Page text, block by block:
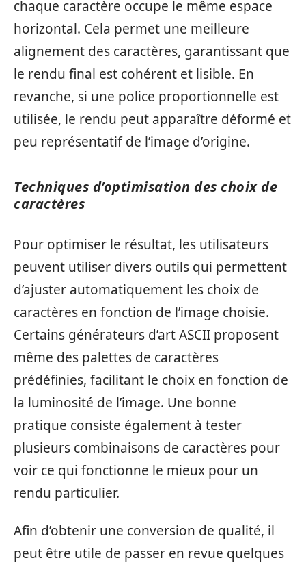
chaque caractère occupe le même espace
horizontal. Cela permet une meilleure
alignement des caractères, garantissant que
le rendu final est cohérent et lisible. En
revanche, si une police proportionnelle est
utilisée, le rendu peut apparaître déformé et
peu représentatif de l’image d’origine.
Techniques d’optimisation des choix de
caractères
Pour optimiser le résultat, les utilisateurs
peuvent utiliser divers outils qui permettent
d’ajuster automatiquement les choix de
caractères en fonction de l’image choisie.
Certains générateurs d’art ASCII proposent
même des palettes de caractères
prédéfinies, facilitant le choix en fonction de
la luminosité de l’image. Une bonne
pratique consiste également à tester
plusieurs combinaisons de caractères pour
voir ce qui fonctionne le mieux pour un
rendu particulier.
Afin d’obtenir une conversion de qualité, il
peut être utile de passer en revue quelques